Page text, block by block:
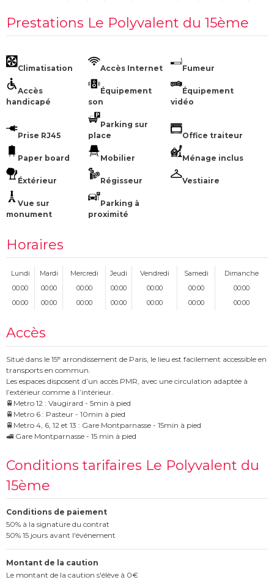
Prestations Le Polyvalent du 15ème
Climatisation Accès Internet Fumeur
Accès
handicapé
Équipement
son
Équipement
vidéo
Prise RJ45
Parking sur
place
Office traiteur
Paper board Mobilier Ménage inclus
Éxtérieur Régisseur Vestiaire
Vue sur
monument
Parking à
proximité
Horaires
Lundi Mardi Mercredi Jeudi Vendredi Samedi
Dimanche
00:00
00:00 00:00 00:00 00:00 00:00
00:00
00:00
00:00 00:00 00:00 00:00 00:00 00:00
Accès
Situé dans le 15ᵉ arrondissement de Paris, le lieu est facilement accessible en
transports en commun.
Les espaces disposent d’un accès PMR, avec une circulation adaptée à
l’extérieur comme à l’intérieur.
🚆Metro 12 : Vaugirard - 5min à pied
🚆Metro 6 : Pasteur - 10min à pied
🚆Metro 4, 6, 12 et 13 : Gare Montparnasse - 15min à pied
🚅 Gare Montparnasse - 15 min à pied
Conditions tarifaires Le Polyvalent du
15ème
Conditions de paiement
50% à la signature du contrat
50% 15 jours avant l'événement
Montant de la caution
Le montant de la caution s'élève à 0€